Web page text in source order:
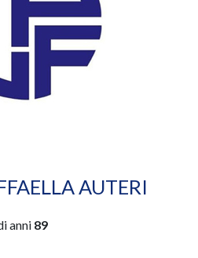
AUTERI
anni 89